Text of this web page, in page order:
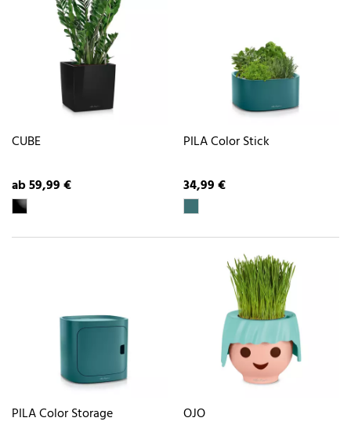
CUBE
ab 59,99 €
PILA Color Stick
34,99 €
PILA Color Storage OJO